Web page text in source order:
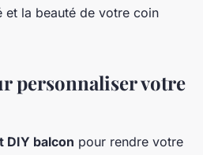
et la beauté de votre coin
personnaliser votre
DIY balcon pour rendre votre